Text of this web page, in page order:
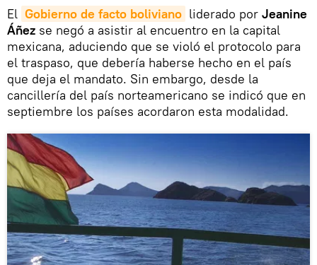
El Gobierno de facto boliviano liderado por Jeanine
Áñez se negó a asistir al encuentro en la capital
mexicana, aduciendo que se violó el protocolo para
el traspaso, que debería haberse hecho en el país
que deja el mandato. Sin embargo, desde la
cancillería del país norteamericano se indicó que en
septiembre los países acordaron esta modalidad.